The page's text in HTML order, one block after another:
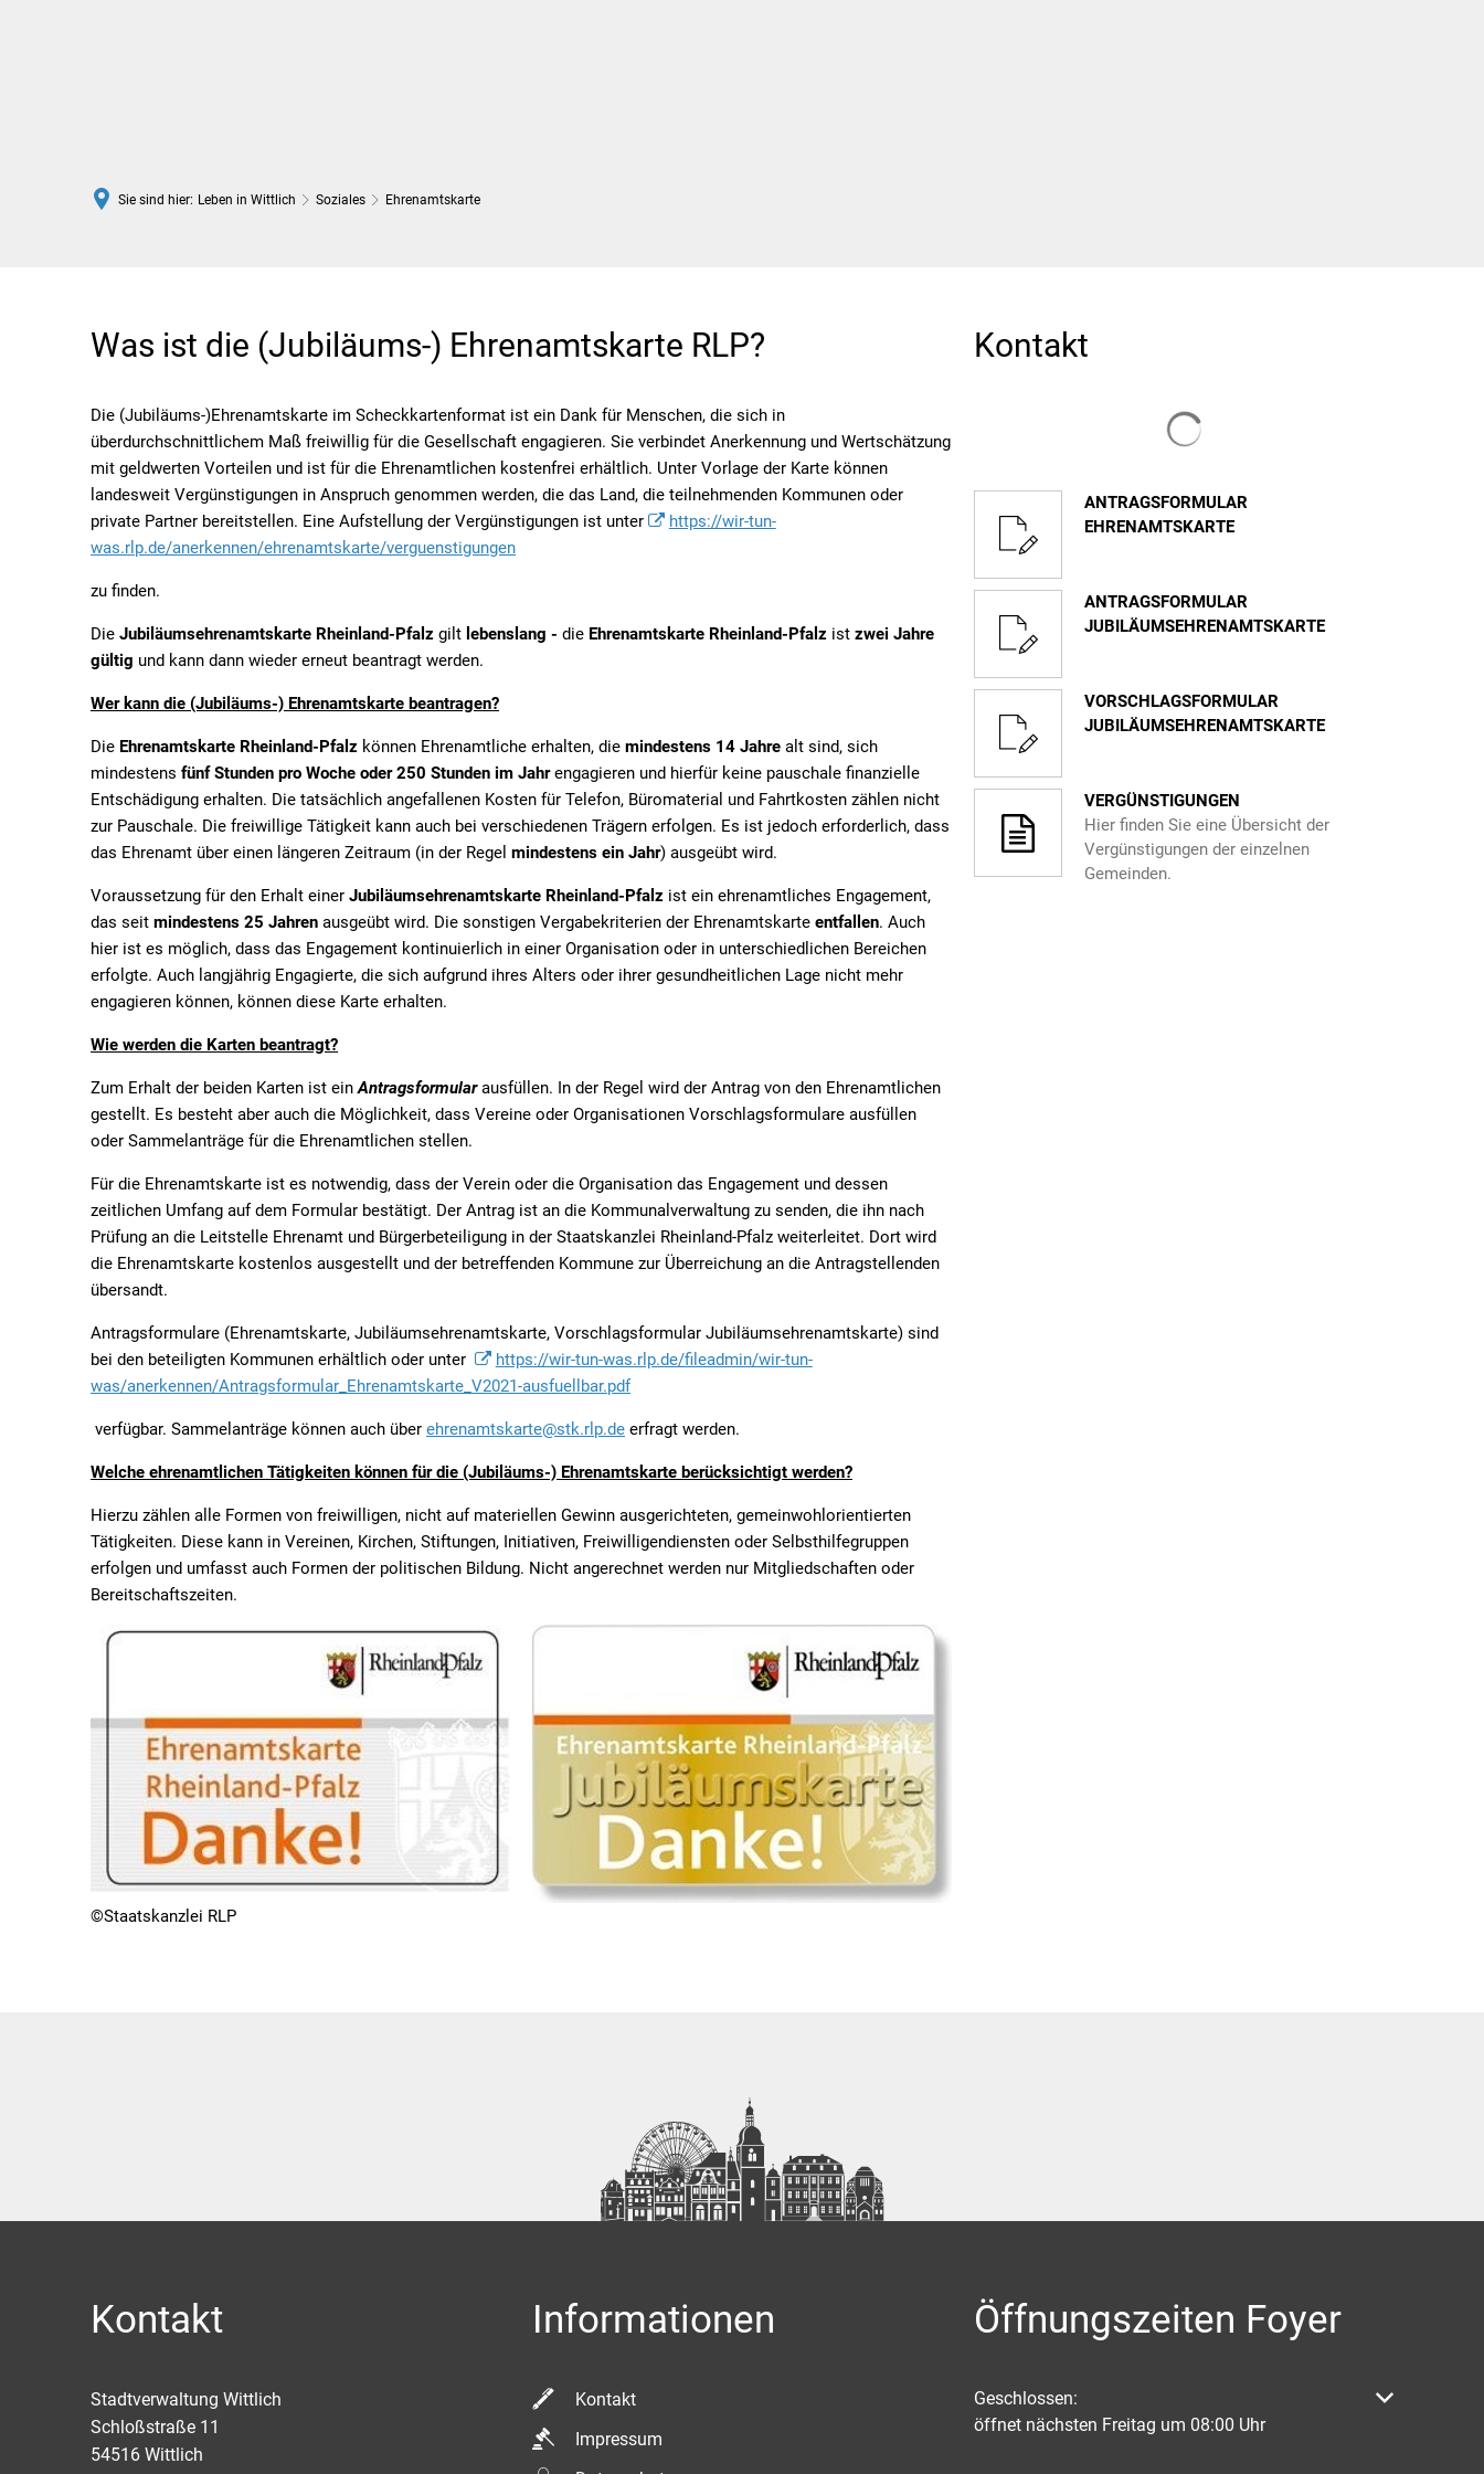
Sie sind hier: Leben in Wittlich Soziales Ehrenamtskarte
Was ist die (Jubiläums-) Ehrenamtskarte RLP?
Die (Jubiläums-)Ehrenamtskarte im Scheckkartenformat ist ein Dank für Menschen, die sich in
überdurchschnittlichem Maß freiwillig für die Gesellschaft engagieren. Sie verbindet Anerkennung und Wertschätzung
mit geldwerten Vorteilen und ist für die Ehrenamtlichen kostenfrei erhältlich. Unter Vorlage der Karte können
landesweit Vergünstigungen in Anspruch genommen werden, die das Land, die teilnehmenden Kommunen oder
private Partner bereitstellen. Eine Aufstellung der Vergünstigungen ist unter
https://wir-tun-
was.rlp.de/anerkennen/ehrenamtskarte/verguenstigungen
zu finden.
Die Jubiläumsehrenamtskarte Rheinland-Pfalz gilt lebenslang - die Ehrenamtskarte Rheinland-Pfalz ist zwei Jahre
gültig und kann dann wieder erneut beantragt werden.
Wer kann die (Jubiläums-) Ehrenamtskarte beantragen?
Die Ehrenamtskarte Rheinland-Pfalz können Ehrenamtliche erhalten, die mindestens 14 Jahre alt sind, sich
mindestens fünf Stunden pro Woche oder 250 Stunden im Jahrengagieren und hierfür keine pauschale finanzielle
Entschädigung erhalten. Die tatsächlich angefallenen Kosten für Telefon, Büromaterial und Fahrtkosten zählen nicht
zur Pauschale. Die freiwillige Tätigkeit kann auch bei verschiedenen Trägern erfolgen. Es ist jedoch erforderlich, dass
das Ehrenamt über einen längeren Zeitraum (in der Regel mindestens ein Jahr) ausgeübt wird.
Voraussetzung für den Erhalt einer Jubiläumsehrenamtskarte Rheinland-Pfalz ist ein ehrenamtliches Engagement,
das seit mindestens 25 Jahren ausgeübt wird. Die sonstigen Vergabekriterien der Ehrenamtskarte entfallen. Auch
hier ist es möglich, dass das Engagement kontinuierlich in einer Organisation oder in unterschiedlichen Bereichen
erfolgte. Auch langjährig Engagierte, die sich aufgrund ihres Alters oder ihrer gesundheitlichen Lage nicht mehr
engagieren können, können diese Karte erhalten.
Wie werden die Karten beantragt?
Zum Erhalt der beiden Karten ist einAntragsformularausfüllen. In der Regel wird der Antrag von den Ehrenamtlichen
gestellt. Es besteht aber auch die Möglichkeit, dass Vereine oder Organisationen Vorschlagsformulare ausfüllen
oder Sammelanträge für die Ehrenamtlichen stellen.
Für die Ehrenamtskarte ist es notwendig, dass der Verein oder die Organisation das Engagement und dessen
zeitlichen Umfang auf dem Formular bestätigt. Der Antrag ist an die Kommunalverwaltung zu senden, die ihn nach
Prüfung an die Leitstelle Ehrenamt und Bürgerbeteiligung in der Staatskanzlei Rheinland-Pfalz weiterleitet. Dort wird
die Ehrenamtskarte kostenlos ausgestellt und der betreffenden Kommune zur Überreichung an die Antragstellenden
übersandt.
Antragsformulare (Ehrenamtskarte, Jubiläumsehrenamtskarte, Vorschlagsformular Jubiläumsehrenamtskarte) sind
bei den beteiligten Kommunen erhältlich oder unter
https://wir-tun-was.rlp.de/fileadmin/wir-tun-
was/anerkennen/Antragsformular_Ehrenamtskarte_V2021-ausfuellbar.pdf
verfügbar. Sammelanträge können auch über ehrenamtskarte@stk.rlp.de erfragt werden.
Welche ehrenamtlichen Tätigkeiten können für die (Jubiläums-) Ehrenamtskarte berücksichtigt werden?
Hierzu zählen alle Formen von freiwilligen, nicht auf materiellen Gewinn ausgerichteten, gemeinwohlorientierten
Tätigkeiten. Diese kann in Vereinen, Kirchen, Stiftungen, Initiativen, Freiwilligendiensten oder Selbsthilfegruppen
erfolgen und umfasst auch Formen der politischen Bildung. Nicht angerechnet werden nur Mitgliedschaften oder
Bereitschaftszeiten.
©Staatskanzlei RLP
Kontakt
ANTRAGSFORMULAR
EHRENAMTSKARTE
ANTRAGSFORMULAR
JUBILÄUMSEHRENAMTSKARTE
VORSCHLAGSFORMULAR
JUBILÄUMSEHRENAMTSKARTE
VERGÜNSTIGUNGEN
Hier finden Sie eine Übersicht der
Vergünstigungen der einzelnen
Gemeinden.
Kontakt
Stadtverwaltung Wittlich
Schloßstraße 11
54516 Wittlich
Informationen
Kontakt
Impressum
Öffnungszeiten Foyer
Klicken, um weitere Öffnungs- oder Schließzeiten auszublenden
Geschlossen:
öffnet nächsten Freitag um 08:00 Uhr